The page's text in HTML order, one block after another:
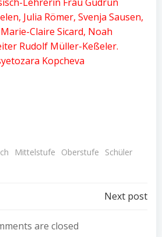
Julia Römer, Svenja Sausen,
Claire Sicard, Noah
Rudolf Müller-Keßeler.
Kopcheva
Mittelstufe Oberstufe
Schüler
navigation
Next post
are closed